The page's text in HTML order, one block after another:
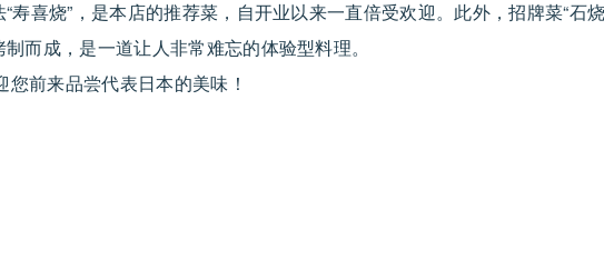
喜烧”，是本店的推荐菜，自开业以来一直倍受欢迎。此外，招牌菜“石
而成，是一道让人非常难忘的体验型料理。
前来品尝代表日本的美味！